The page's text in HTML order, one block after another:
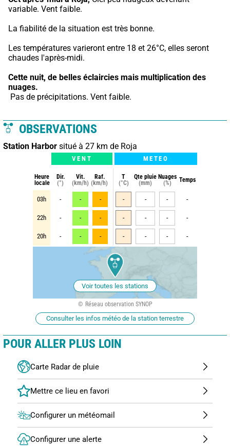
variable. Vent faible.
La fiabilité de la situation est très bonne.
Les températures varieront entre 18 et 26°C, elles seront
chaudes l'après-midi.
Cette nuit, de belles éclaircies mais multiplication des
nuages.
Pas de précipitations. Vent faible.
OBSERVATIONS
Station Harbor situé à 27 km de Roja
VENT METEO
Heure
locale
Dir.
(°)
Vit.
(km/h)
Raf.
(km/h)
T
(°C)
Qte pluie
(mm)
Nuages
(%)
Temps
03h - - - - - - -
22h - - - - - - -
20h - - - - - - -
Voir toutes les stations
Réseau observation SYNOP
Consulter les infos météo de la station terrestre
POUR ALLER PLUS LOIN
Carte Radar de pluie
Configurer un météomail
Configurer une alerte